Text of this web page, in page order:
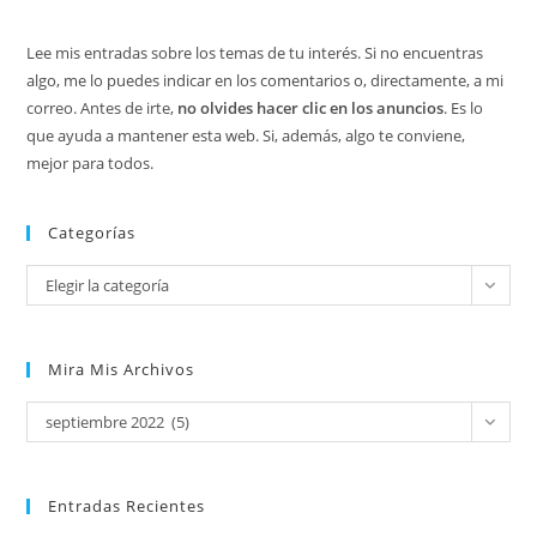
Lee mis entradas sobre los temas de tu interés. Si no encuentras
algo, me lo puedes indicar en los comentarios o, directamente, a mi
correo. Antes de irte, no olvides hacer clic en los anuncios. Es lo
que ayuda a mantener esta web. Si, además, algo te conviene,
mejor para todos.
Categorías
Categorías
Elegir la categoría
Mira Mis Archivos
Mira
mis
septiembre 2022 (5)
Entradas Recientes